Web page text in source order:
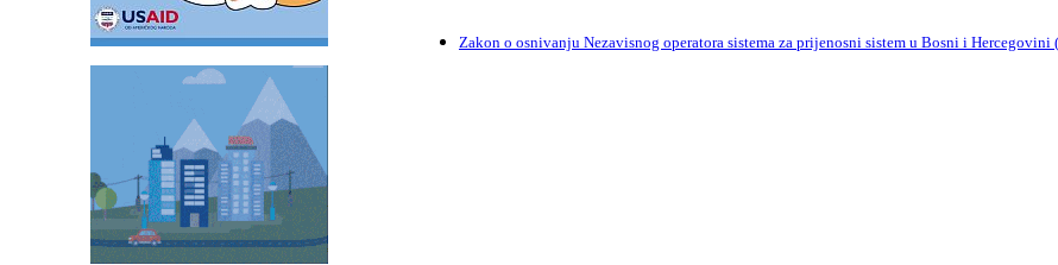
Zakon o osnivanju Nezavisnog operatora sistema za prijenosni sistem u Bosni i